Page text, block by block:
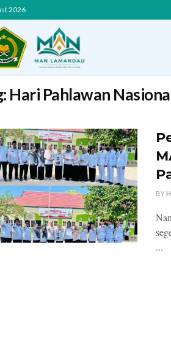
2026
Hari Pahlawan
BY
...